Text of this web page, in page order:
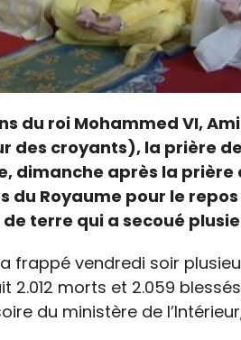
du roi Mohammed VI,
des croyants), la prière
dimanche après la prière
du Royaume pour le
terre qui a secoué
a frappé vendredi soir
2.012 morts et 2.059
du ministère de